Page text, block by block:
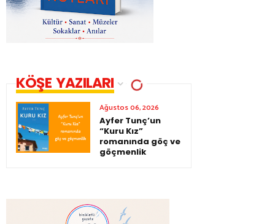
KÖŞE YAZILARI
Ağustos 06, 2026
Ayfer Tunç’un
“Kuru Kız”
romanında göç ve
göçmenlik